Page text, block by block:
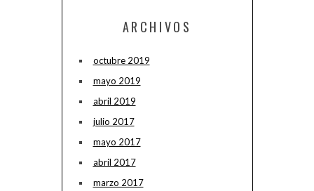
ARCHIVOS
octubre 2019
mayo 2019
abril 2019
julio 2017
mayo 2017
abril 2017
marzo 2017